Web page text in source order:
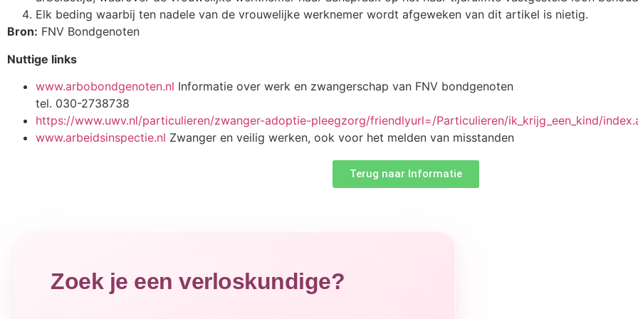
Elk beding waarbij ten nadele van de vrouwelijke werknemer wordt afgeweken van dit artikel is nietig.
Bron: FNV Bondgenoten
Nuttige links
www.arbobondgenoten.nl Informatie over werk en zwangerschap van FNV bondgenoten
tel. 030-2738738
https://www.uwv.nl/particulieren/zwanger-adoptie-pleegzorg/friendlyurl=/Particulieren/ik_krijg_een_kind/
www.arbeidsinspectie.nl Zwanger en veilig werken, ook voor het melden van misstanden
Terug naar Informatie
Zoek je een verloskundige?